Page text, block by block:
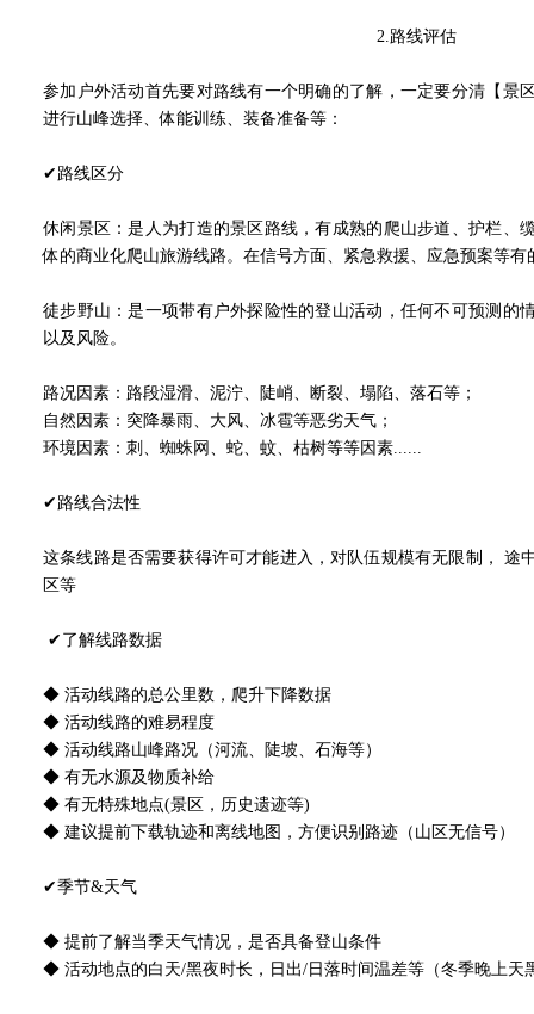
2.路线评估
参加户外活动首先要对路线有一个明确的了解，一定要分清【景
进行山峰选择、体能训练、装备准备等：
✔路线区分
休闲景区：是人为打造的景区路线，有成熟的爬山步道、护栏、
体的商业化爬山旅游线路。在信号方面、紧急救援、应急预案等
徒步野山：是一项带有户外探险性的登山活动，任何不可预测的
以及风险。
路况因素：路段湿滑、泥泞、陡峭、断裂、塌陷、落石等；
自然因素：突降暴雨、大风、冰雹等恶劣天气；
环境因素：刺、蜘蛛网、蛇、蚊、枯树等等因素......
✔路线合法性
这条线路是否需要获得许可才能进入，对队伍规模有无限制， 途
区等
✔了解线路数据
◆ 活动线路的总公里数，爬升下降数据
◆ 活动线路的难易程度
◆ 活动线路山峰路况（河流、陡坡、石海等）
◆ 有无水源及物质补给
◆ 有无特殊地点(景区，历史遗迹等)
◆ 建议提前下载轨迹和离线地图，方便识别路迹（山区无信号）
✔季节&天气
◆ 提前了解当季天气情况，是否具备登山条件
◆ 活动地点的白天/黑夜时长，日出/日落时间温差等（冬季晚上天